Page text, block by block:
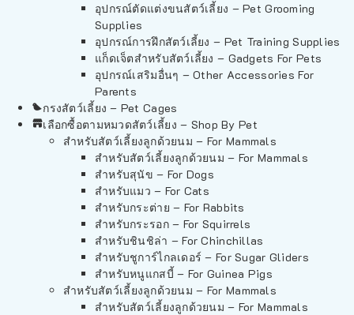
อุปกรณ์ตัดแต่งขนสัตว์เลี้ยง – Pet Grooming
Supplies
อุปกรณ์การฝึกสัตว์เลี้ยง – Pet Training Supplies
แก็ดเจ็ตสำหรับสัตว์เลี้ยง – Gadgets For Pets
อุปกรณ์เสริมอื่นๆ – Other Accessories For
Parents
กรงสัตว์เลี้ยง – Pet Cages
เลือกซื้อตามหมวดสัตว์เลี้ยง – Shop By Pet
สำหรับสัตว์เลี้ยงลูกด้วยนม – For Mammals
สำหรับสัตว์เลี้ยงลูกด้วยนม – For Mammals
สำหรับสุนัข – For Dogs
สำหรับแมว – For Cats
สำหรับกระต่าย – For Rabbits
สำหรับกระรอก – For Squirrels
สำหรับชินชิล่า – For Chinchillas
สำหรับชูการ์ไกลเดอร์ – For Sugar Gliders
สำหรับหนูแกสบี้ – For Guinea Pigs
สำหรับสัตว์เลี้ยงลูกด้วยนม – For Mammals
สำหรับสัตว์เลี้ยงลูกด้วยนม – For Mammals